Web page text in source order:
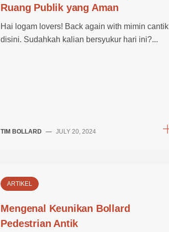
Ruang Publik yang Aman
Hai logam lovers! Back again with mimin cantik
disini. Sudahkah kalian bersyukur hari ini?...
TIM BOLLARD — JULY 20, 2024
ARTIKEL
Mengenal Keunikan Bollard
Pedestrian Antik